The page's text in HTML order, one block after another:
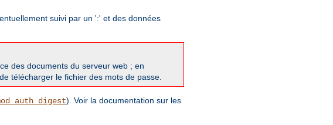
suivi par un ':' et des données
des documents du serveur web ; en
télécharger le fichier des mots de passe.
). Voir la documentation sur les